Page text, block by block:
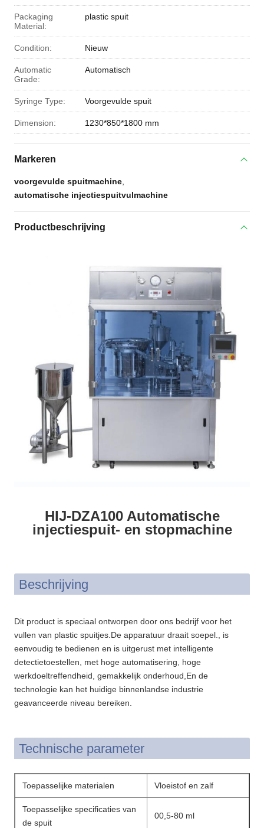
Packaging
Material:
plastic spuit
Condition: Nieuw
Automatic
Grade:
Automatisch
Syringe Type: Voorgevulde spuit
Dimension: 1230*850*1800 mm
Markeren
voorgevulde spuitmachine
automatische injectiespuitvulmachine
Productbeschrijving
HIJ-DZA100 Automatische
injectiespuit- en stopmachine
Beschrijving
Dit product is speciaal ontworpen door ons bedrijf voor het
vullen van plastic spuitjes.De apparatuur draait soepel., is
eenvoudig te bedienen en is uitgerust met intelligente
detectietoestellen, met hoge automatisering, hoge
werkdoeltreffendheid, gemakkelijk onderhoud,En de
technologie kan het huidige binnenlandse industrie
geavanceerde niveau bereiken.
Technische parameter
Toepasselijke materialen Vloeistof en zalf
Toepasselijke specificaties van
de spuit
00,5-80 ml